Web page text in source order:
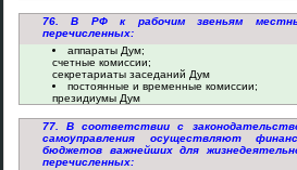
76. В РФ к рабочим звеньям
перечисленных:
аппараты Дум;
счетные комиссии;
секретариаты заседаний Дум
постоянные и временные комиссии;
президиумы Дум
77. В соответствии с
самоуправления осуществляют
бюджетов важнейших для
перечисленных: